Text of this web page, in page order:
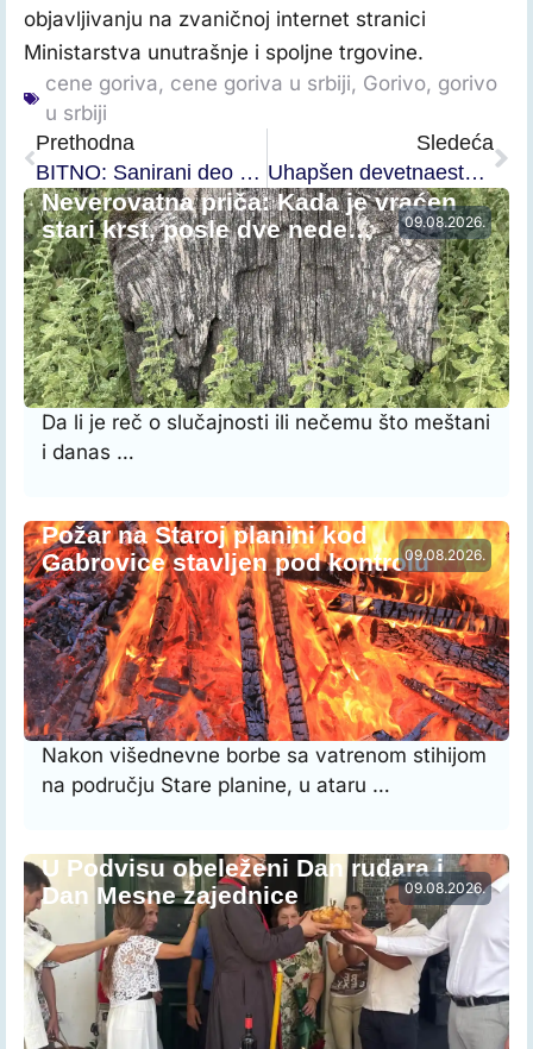
objavljivanju na zvaničnoj internet stranici
Ministarstva unutrašnje i spoljne trgovine.
cene goriva, cene goriva u srbiji, Gorivo, gorivo
u srbiji
Prethodna
BITNO: Sanirani deo pruge kod Pirota u potpunosti bezbedan za saobraćaj
Sledeća
Uhapšen devetnaestogodišnjak iz Knjaževca zbog krađe!
09.08.2026.
Neverovatna priča: Kada je vraćen
stari krst, posle dve nede…
Da li je reč o slučajnosti ili nečemu što meštani
i danas …
09.08.2026.
Požar na Staroj planini kod
Gabrovice stavljen pod kontrolu
Nakon višednevne borbe sa vatrenom stihijom
na području Stare planine, u ataru …
09.08.2026.
U Podvisu obeleženi Dan rudara i
Dan Mesne zajednice